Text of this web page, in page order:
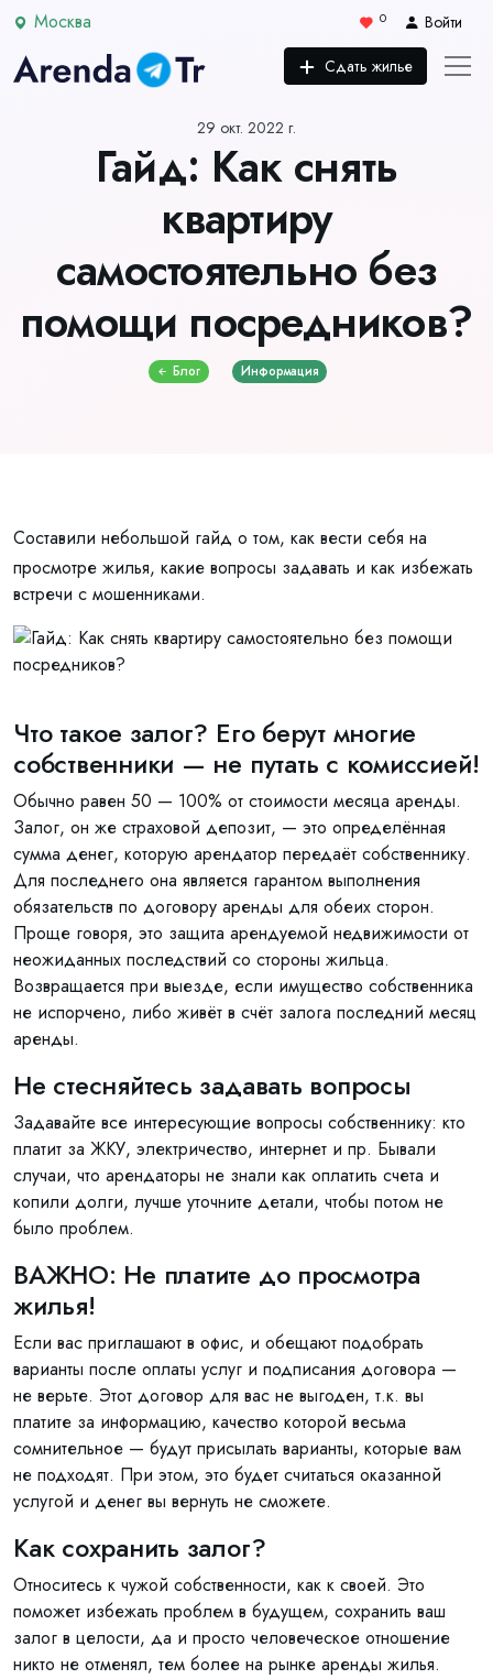
Москва 0
Войти
Сдать жилье
29 окт. 2022 г.
Гайд: Как снять
квартиру
самостоятельно без
помощи посредников?
Блог Информация
Составили небольшой гайд о том, как вести себя на
просмотре жилья, какие вопросы задавать и как избежать
встречи с мошенниками.
Что такое залог? Его берут многие
собственники — не путать с комиссией!
Обычно равен 50 — 100% от стоимости месяца аренды.
Залог, он же страховой депозит, — это определённая
сумма денег, которую арендатор передаёт собственнику.
Для последнего она является гарантом выполнения
обязательств по договору аренды для обеих сторон.
Проще говоря, это защита арендуемой недвижимости от
неожиданных последствий со стороны жильца.
Возвращается при выезде, если имущество собственника
не испорчено, либо живёт в счёт залога последний месяц
аренды.
Не стесняйтесь задавать вопросы
Задавайте все интересующие вопросы собственнику: кто
платит за ЖКУ, электричество, интернет и пр. Бывали
случаи, что арендаторы не знали как оплатить счета и
копили долги, лучше уточните детали, чтобы потом не
было проблем.
ВАЖНО: Не платите до просмотра
жилья!
Если вас приглашают в офис, и обещают подобрать
варианты после оплаты услуг и подписания договора —
не верьте. Этот договор для вас не выгоден, т.к. вы
платите за информацию, качество которой весьма
сомнительное — будут присылать варианты, которые вам
не подходят. При этом, это будет считаться оказанной
услугой и денег вы вернуть не сможете.
Как сохранить залог?
Относитесь к чужой собственности, как к своей. Это
поможет избежать проблем в будущем, сохранить ваш
залог в целости, да и просто человеческое отношение
никто не отменял, тем более на рынке аренды жилья.